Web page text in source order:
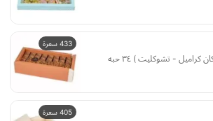
433 سعرة
كراميل - تشوكليت ) ٣٤ حبه
405 سعرة